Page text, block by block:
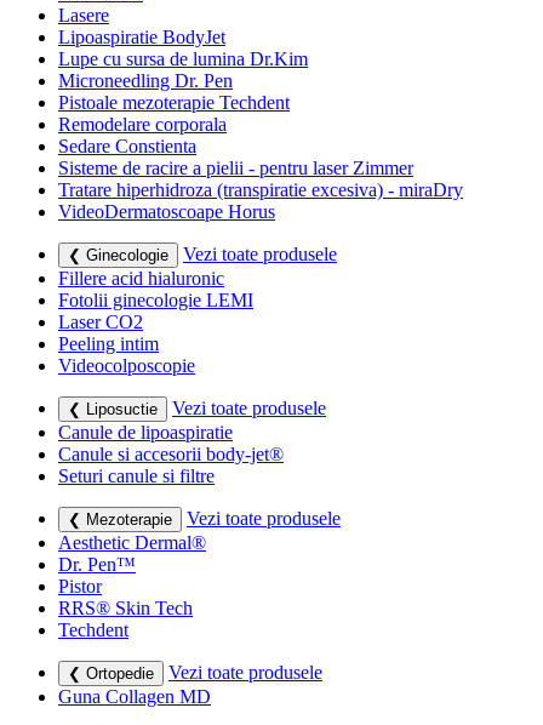
Lasere
Lipoaspiratie BodyJet
Lupe cu sursa de lumina Dr.Kim
Microneedling Dr. Pen
Pistoale mezoterapie Techdent
Remodelare corporala
Sedare Constienta
Sisteme de racire a pielii - pentru laser Zimmer
Tratare hiperhidroza (transpiratie excesiva) - miraDry
VideoDermatoscoape Horus
❮ Ginecologie
Vezi toate produsele
Fillere acid hialuronic
Fotolii ginecologie LEMI
Laser CO2
Peeling intim
Videocolposcopie
❮ Liposuctie
Vezi toate produsele
Canule de lipoaspiratie
Canule si accesorii body-jet®
Seturi canule si filtre
❮ Mezoterapie
Vezi toate produsele
Aesthetic Dermal®
Dr. Pen™
Pistor
RRS® Skin Tech
Techdent
❮ Ortopedie
Vezi toate produsele
Guna Collagen MD